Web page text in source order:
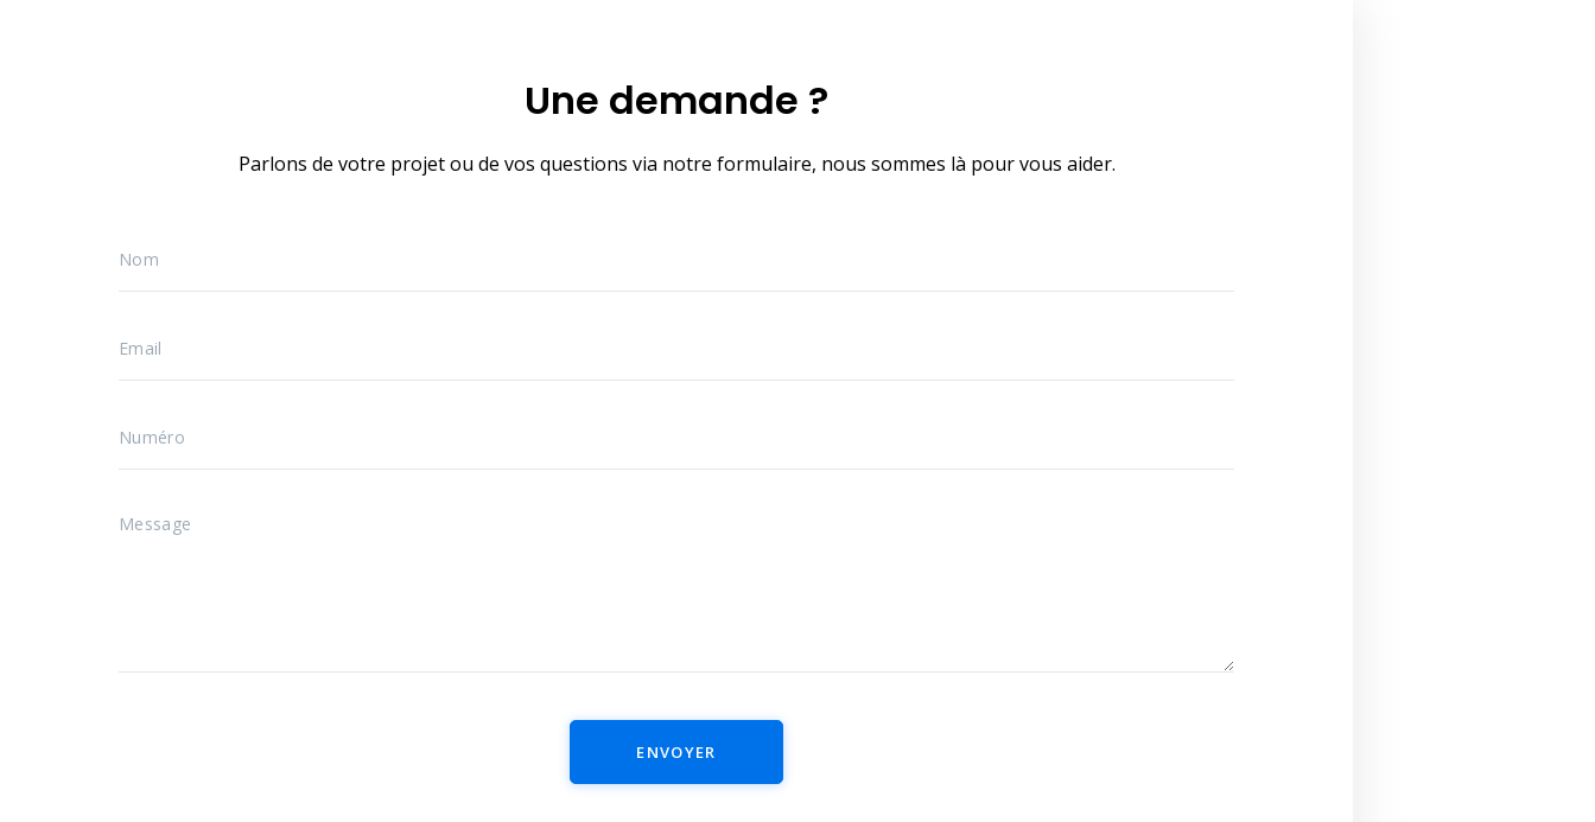
Une demande ?
Parlons de votre projet ou de vos questions via notre formulaire, nous sommes là pour vous aider.
ENVOYER